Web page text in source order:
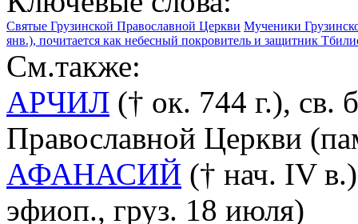
Святые Грузинской Православной Церкви Мученики
янв.), почитается как небесный покровитель и защитник
См.также:
АРЧИЛ († ок. 744 г.), св.
Православной Церкви
АФАНАСИЙ († нач. IV
эфиоп., груз. 18 июля)